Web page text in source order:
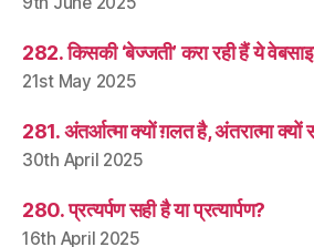
282. किसकी ‘बेज्जती’ करा रही हैं ये
21st May 2025
281. अंतर्आत्मा क्यों ग़लत है, अंतरात्मा क्यों
30th April 2025
280. प्रत्यर्पण सही है या प्रत्यार्पण?
16th April 2025